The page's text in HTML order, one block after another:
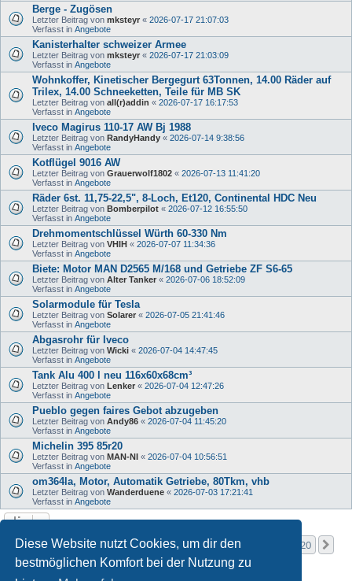
Diese Website nutzt Cookies, um dir den
bestmöglichen Komfort bei der Nutzung zu
Berge - Zugösen
Letzter Beitrag von mksteyr « 2026-07-17 21:07:03
Verfasst in Angebote
Kanisterhalter schweizer Armee
Letzter Beitrag von mksteyr « 2026-07-17 21:03:09
Verfasst in Angebote
Wohnkoffer, Kinetischer Bergegurt 63Tonnen, 14.00 Räder auf
Trilex, 14.00 Schneeketten, Teile für MB SK
Letzter Beitrag von all(r)addin « 2026-07-17 16:17:53
Verfasst in Angebote
Iveco Magirus 110-17 AW Bj 1988
Letzter Beitrag von RandyHandy « 2026-07-14 9:38:56
Verfasst in Angebote
Kotflügel 9016 AW
Letzter Beitrag von Grauerwolf1802 « 2026-07-13 11:41:20
Verfasst in Angebote
Räder 6st. 11,75-22,5", 8-Loch, Et120, Continental HDC Neu
Letzter Beitrag von Bomberpilot « 2026-07-12 16:55:50
Verfasst in Angebote
Drehmomentschlüssel Würth 60-330 Nm
Letzter Beitrag von VHIH « 2026-07-07 11:34:36
Verfasst in Angebote
Biete: Motor MAN D2565 M/168 und Getriebe ZF S6-65
Letzter Beitrag von Alter Tanker « 2026-07-06 18:52:09
Verfasst in Angebote
Solarmodule für Tesla
Letzter Beitrag von Solarer « 2026-07-05 21:41:46
Verfasst in Angebote
Abgasrohr für Iveco
Letzter Beitrag von Wicki « 2026-07-04 14:47:45
Verfasst in Angebote
Tank Alu 400 l neu 116x60x68cm³
Letzter Beitrag von Lenker « 2026-07-04 12:47:26
Verfasst in Angebote
Pueblo gegen faires Gebot abzugeben
Letzter Beitrag von Andy86 « 2026-07-04 11:45:20
Verfasst in Angebote
Michelin 395 85r20
Letzter Beitrag von MAN-NI « 2026-07-04 10:56:51
Verfasst in Angebote
om364la, Motor, Automatik Getriebe, 80Tkm, vhb
Letzter Beitrag von Wanderduene « 2026-07-03 17:21:41
Verfasst in Angebote
Die Suche ergab mehr als 1000 Treffer Seite1von
1 2 3 20